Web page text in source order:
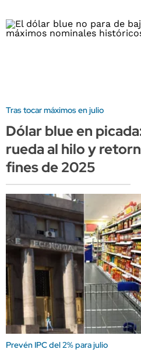
Tras tocar máximos en julio
Dólar blue en
rueda al hilo y
fines de 2025
Prevén IPC del 2% para julio